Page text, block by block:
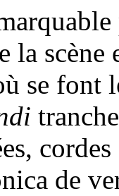
la
se font
de